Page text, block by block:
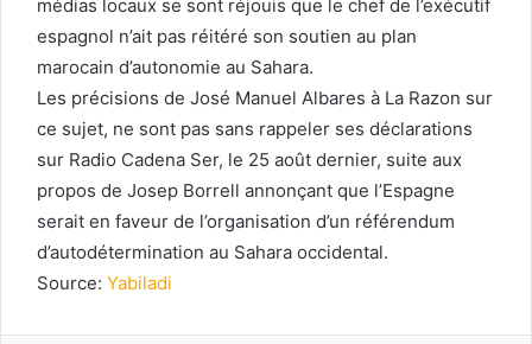
médias locaux se sont réjouis que le chef de l’exécutif
espagnol n’ait pas réitéré son soutien au plan
marocain d’autonomie au Sahara.
Les précisions de José Manuel Albares à La Razon sur
ce sujet, ne sont pas sans rappeler ses déclarations
sur Radio Cadena Ser, le 25 août dernier, suite aux
propos de Josep Borrell annonçant que l’Espagne
serait en faveur de l’organisation d’un référendum
d’autodétermination au Sahara occidental.
Source: Yabiladi